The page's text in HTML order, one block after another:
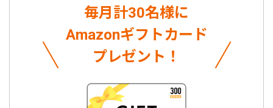
毎月計30名様に
Amazonギフトカード
プレゼント！